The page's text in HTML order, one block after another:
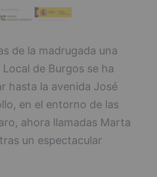
de la madrugada una
de Burgos se ha
hasta la avenida José
en el entorno de las
ahora llamadas Marta
un espectacular